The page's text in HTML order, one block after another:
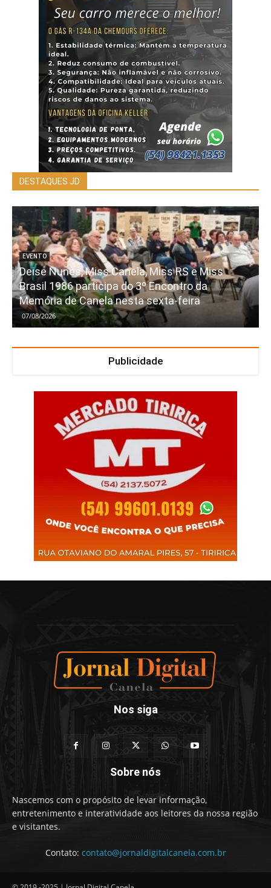
DESTAQUES JD
EVENTO
Deise Nunes, Miss Canela, Miss RS e Miss
Brasil 1986 participa do 3º Encontro da
Memória de Canela nesta sexta-feira
07/08/2026
Publicidade
Nos siga
Sobre nós
Nascemos com o propósito de levar informação,
entretenimento e interatividade aos leitores da nossa região
e visitantes.
Contato: contato@jornaldigitalcanela.com.br